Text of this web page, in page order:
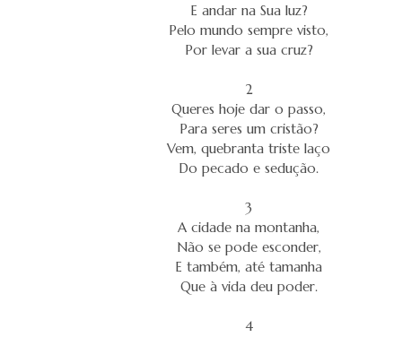
E andar na Sua luz?
Pelo mundo sempre visto,
Por levar a sua cruz?
2
Queres hoje dar o passo,
Para seres um cristão?
Vem, quebranta triste laço
Do pecado e sedução.
3
A cidade na montanha,
Não se pode esconder,
E também, até tamanha
Que à vida deu poder.
4